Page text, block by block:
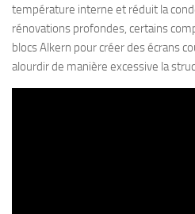
température interne et réduit la
rénovations profondes, certains
blocs Alkern pour créer des écrans
alourdir de manière excessive la